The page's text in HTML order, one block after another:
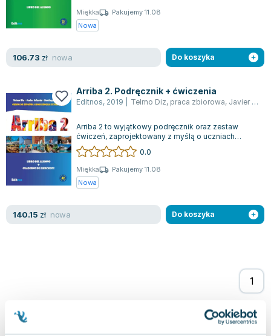
Jarosław Iwaszkiewicz
Joseph Murphy
Aleksander Puszkin
Oscar Wilde
Maddie Ziegler
Leszek Czarnecki
Joanna Racewicz
Maria Seweryn
Janina Zającówna
Eric Helms
Nela Mała Reporterka
Agnieszka Maciąg
Lucinda Riley
Miękka
Pakujemy 11.08
Nowa
106.73 zł nowa Do koszyka
Arriba 2. Podręcznik + ćwiczenia
Editnos, 2019 Telmo Diz, praca zbiorowa, Javier Infante
Arriba 2 to wyjątkowy podręcznik oraz zestaw
ćwiczeń, zaprojektowany z myślą o uczniach
języka hiszpańskiego, które mają na celu u...
0.0
Miękka
Pakujemy 11.08
Nowa
140.15 zł nowa Do koszyka